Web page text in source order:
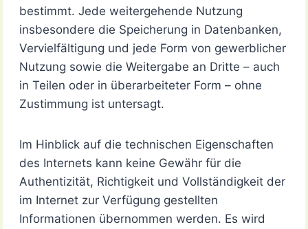
bestimmt. Jede weitergehende Nutzung
insbesondere die Speicherung in Datenbanken,
Vervielfältigung und jede Form von gewerblicher
Nutzung sowie die Weitergabe an Dritte – auch
in Teilen oder in überarbeiteter Form – ohne
Zustimmung ist untersagt.
Im Hinblick auf die technischen Eigenschaften
des Internets kann keine Gewähr für die
Authentizität, Richtigkeit und Vollständigkeit der
im Internet zur Verfügung gestellten
Informationen übernommen werden. Es wird